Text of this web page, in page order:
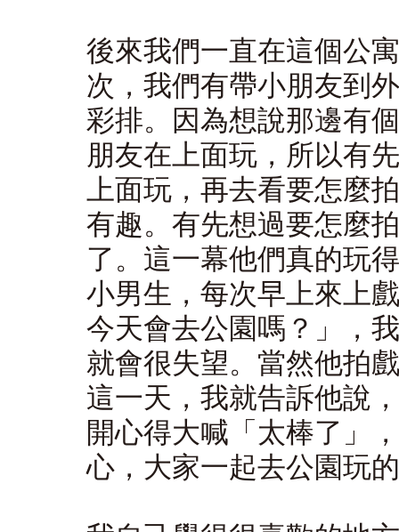
後來我們一直在這個公
次，我們有帶小朋友到
彩排。因為想說那邊有
朋友在上面玩，所以有
上面玩，再去看要怎麼
有趣。有先想過要怎麼
了。這一幕他們真的玩
小男生，每次早上來上
今天會去公園嗎？」，
就會很失望。當然他拍
這一天，我就告訴他說
開心得大喊「太棒了」
心，大家一起去公園玩